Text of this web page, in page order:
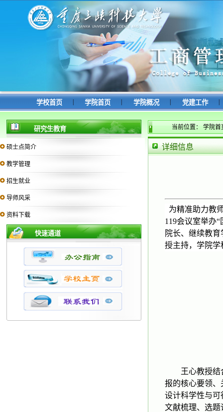
学校首页 学院首页 学院概况 党建工作
研究生教育
硕士点简介
教学管理
招生就业
导师风采
资料下载
快速通道
当前位置： 学院首
详细信息
为精准助力教
119会议室举办
院长、继续教育
授主持，学院学
王心教授
报的核心要领
设计科学性与可
文献梳理、选